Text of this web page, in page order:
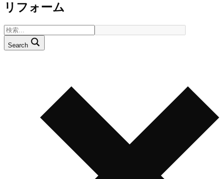
リフォーム
Search